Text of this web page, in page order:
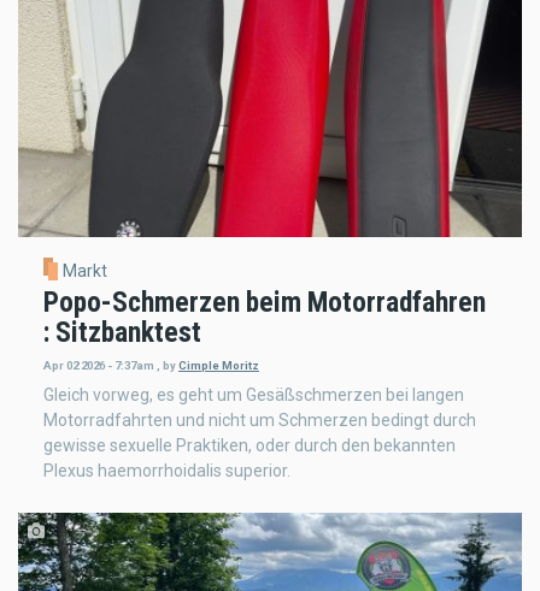
Markt
Popo-Schmerzen beim Motorradfahren
: Sitzbanktest
Apr 02 2026 - 7:37am byCimple Moritz
Gleich vorweg, es geht um Gesäßschmerzen bei langen
Motorradfahrten und nicht um Schmerzen bedingt durch
gewisse sexuelle Praktiken, oder durch den bekannten
Plexus haemorrhoidalis superior.